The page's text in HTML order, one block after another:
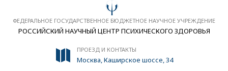
ФЕДЕРАЛЬНОЕ ГОСУДАРСТВЕННОЕ БЮДЖЕТНОЕ НАУЧНОЕ УЧРЕЖДЕНИЕ
РОССИЙСКИЙ НАУЧНЫЙ ЦЕНТР ПСИХИЧЕСКОГО ЗДОРОВЬЯ
ПРОЕЗД И КОНТАКТЫ
Москва, Каширское шоссе, 34